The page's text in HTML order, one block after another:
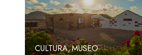
CULTURA MUSEO